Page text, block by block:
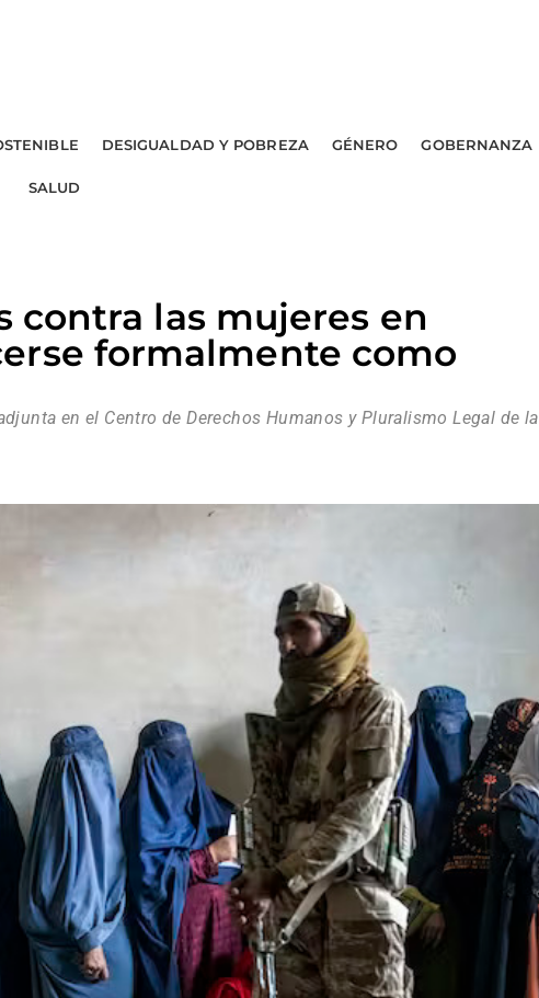
DESIGUALDAD Y POBREZA GÉNERO GOBERNANZA
SALUD
contra las mujeres en
formalmente como
en el Centro de Derechos Humanos y Pluralismo Legal de la